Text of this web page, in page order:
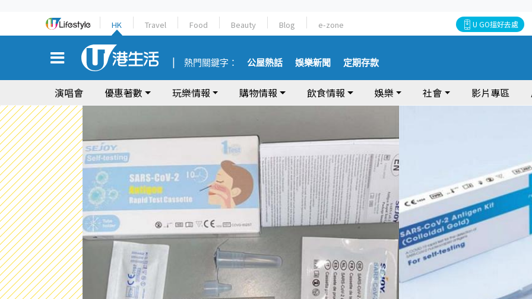
HK Travel Food Beauty Blog e-zone U GO搵好去處
熱門關鍵字： 公屋熱話 娛樂新聞 定期存款
演唱會 優惠著數 玩樂情報 購物情報 飲食情報 娛樂 社會 影片專區